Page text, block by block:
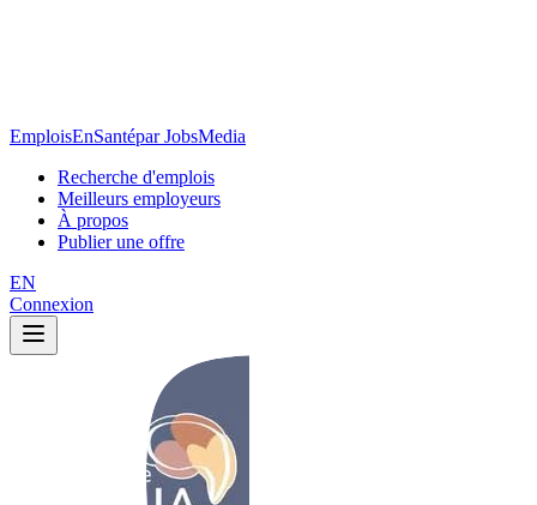
EmploisEnSantépar JobsMedia
Recherche d'emplois
Meilleurs employeurs
À propos
Publier une offre
EN
Connexion